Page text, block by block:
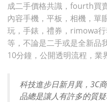
成二手價格共識，fourth買
內容手機，平板，相機，單
玩，手錶，禮券，rimowa
等，不論是二手或是全新品
10分鐘，公開透明流程，業
科技進步日新月異，3C
品總是讓人有許多的質疑